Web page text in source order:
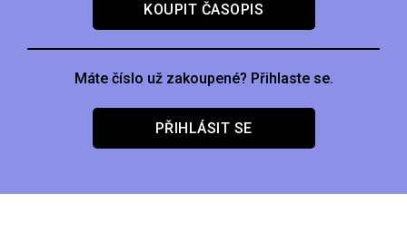
KOUPIT ČASOPIS
Máte číslo už zakoupené? Přihlaste se.
PŘIHLÁSIT SE